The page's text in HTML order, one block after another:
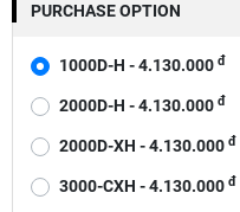
PURCHASE OPTION
1000D-H - 4.130.000 đ
2000D-H - 4.130.000 đ
2000D-XH - 4.130.000 đ
3000-CXH - 4.130.000 đ